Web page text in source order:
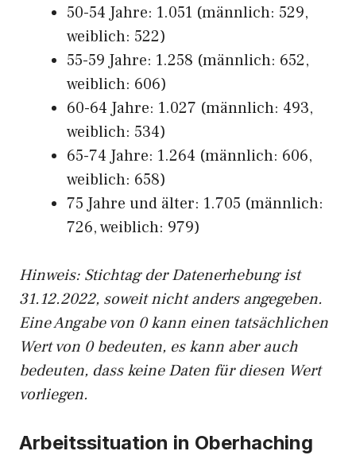
50-54 Jahre: 1.051 (männlich: 529,
weiblich: 522)
55-59 Jahre: 1.258 (männlich: 652,
weiblich: 606)
60-64 Jahre: 1.027 (männlich: 493,
weiblich: 534)
65-74 Jahre: 1.264 (männlich: 606,
weiblich: 658)
75 Jahre und älter: 1.705 (männlich:
726, weiblich: 979)
Hinweis: Stichtag der Datenerhebung ist
31.12.2022, soweit nicht anders angegeben.
Eine Angabe von 0 kann einen tatsächlichen
Wert von 0 bedeuten, es kann aber auch
bedeuten, dass keine Daten für diesen Wert
vorliegen.
Arbeitssituation in Oberhaching